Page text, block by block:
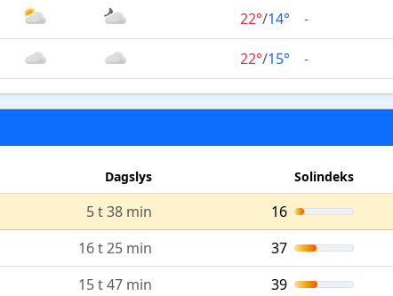
22°/14° -
22°/15° -
Dagslys Solindeks
5 t 38 min 16
16 t 25 min 37
15 t 47 min 39